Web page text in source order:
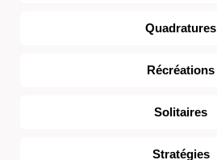
Quadratures
Récréations
Solitaires
Stratégies